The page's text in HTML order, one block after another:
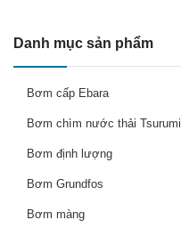
Danh mục sản phẩm
Bơm cấp Ebara
Bơm chìm nước thải Tsurumi
Bơm định lượng
Bơm Grundfos
Bơm màng